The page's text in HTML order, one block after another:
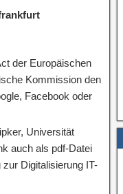
der Europäischen
Kommission den
Facebook oder
Universität
auch als pdf-Datei
Digitalisierung IT-